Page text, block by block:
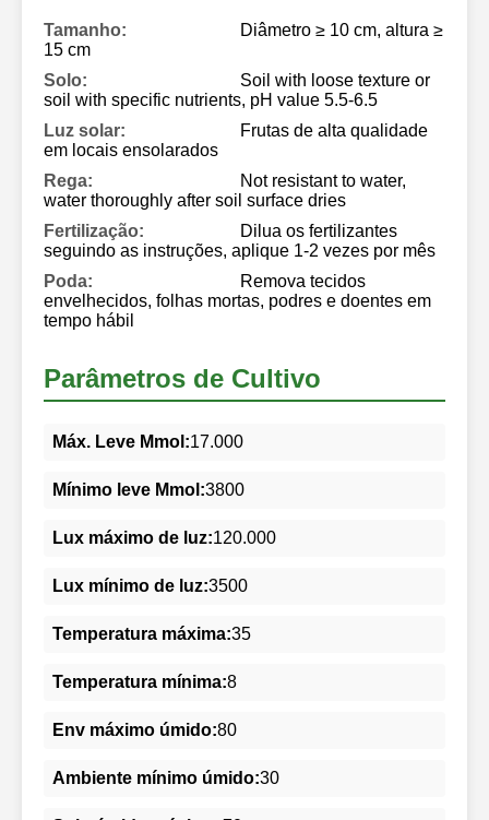
Tamanho:
Diâmetro ≥ 10 cm, altura ≥
15 cm
Solo:
Soil with loose texture or
soil with specific nutrients, pH value 5.5-6.5
Luz solar:
Frutas de alta qualidade
em locais ensolarados
Rega:
Not resistant to water,
water thoroughly after soil surface dries
Fertilização:
Dilua os fertilizantes
seguindo as instruções, aplique 1-2 vezes por mês
Poda:
Remova tecidos
envelhecidos, folhas mortas, podres e doentes em
tempo hábil
Parâmetros de Cultivo
Máx. Leve Mmol:17.000
Mínimo leve Mmol:3800
Lux máximo de luz:120.000
Lux mínimo de luz:3500
Temperatura máxima:35
Temperatura mínima:8
Env máximo úmido:80
Ambiente mínimo úmido:30